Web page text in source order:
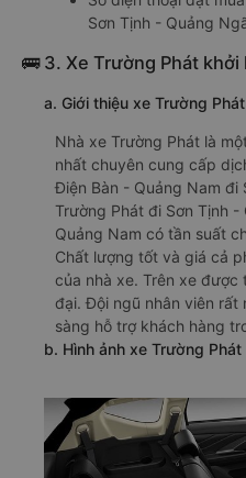
Sơn Tịnh - Quảng
🚌 3. Xe Trường Phát khởi
a. Giới thiệu xe Trường Phát
Nhà xe Trường Phát là
nhất chuyên cung cấp
Điện Bàn - Quảng Nam đi
Trường Phát đi Sơn Tịnh
Quảng Nam có tần suất
Chất lượng tốt và giá cả
của nhà xe. Trên xe được
đại. Đội ngũ nhân viên rất
sàng hỗ trợ khách hàng
b. Hình ảnh xe Trường Phát